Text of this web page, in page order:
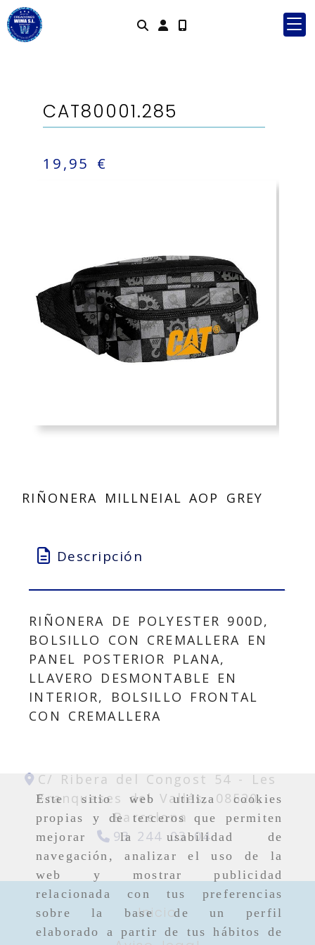
Este sitio web utiliza cookies
propias y de terceros que permiten
mejorar la usabilidad de
navegación, analizar el uso de la
web y mostrar publicidad
relacionada con tus preferencias
sobre la base de un perfil
elaborado a partir de tus hábitos de
Identifícate
CAT80001.285
19,95 €
RIÑONERA MILLNEIAL AOP GREY
Descripción
RIÑONERA DE POLYESTER 900D,
BOLSILLO CON CREMALLERA EN
PANEL POSTERIOR PLANA,
LLAVERO DESMONTABLE EN
INTERIOR, BOLSILLO FRONTAL
CON CREMALLERA
C/ Ribera del Congost 54 -
Les
Franqueses del Vallés, 08520,
Barcelona
93 244 03 04
Inicio